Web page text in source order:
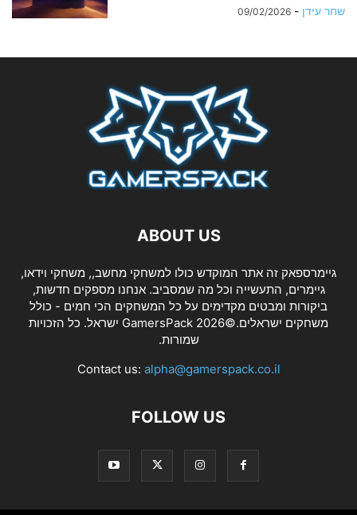
שחר עידן -
09/02/2026
ABOUT US
גיימרספאק זה אתר המוקדש כולו למשחקי מחשב,, משחקי וידאו,
גיימרים, התעשייה וכל מה שמסביב. אנחנו מספקים חדשות,
ביקורות ומבטים מקדימים על כל המשחקים הכי חמים - כולל
משחקים ישראלים.©2026 GamersPack ישראל. כל הזכויות
שמורות.
Contact us: alpha@gamerspack.co.il
FOLLOW US